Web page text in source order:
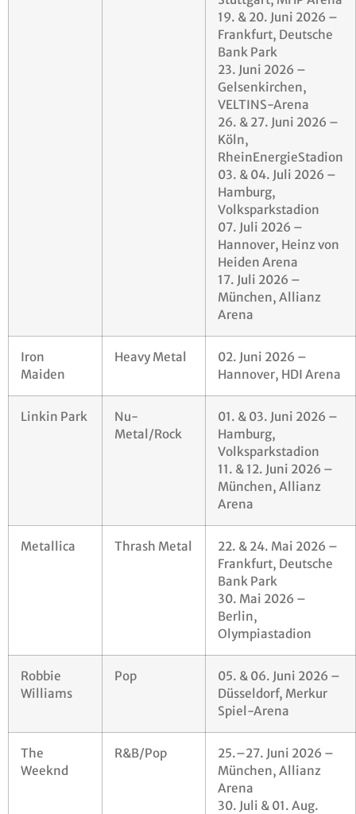
19. & 20. Juni 2026 –
Frankfurt, Deutsche
Bank Park
23. Juni 2026 –
Gelsenkirchen,
VELTINS-Arena
26. & 27. Juni 2026 –
Köln,
RheinEnergieStadion
03. & 04. Juli 2026 –
Hamburg,
Volksparkstadion
07. Juli 2026 –
Hannover, Heinz von
Heiden Arena
17. Juli 2026 –
München, Allianz
Arena
Iron
Maiden
Heavy Metal
02. Juni 2026 –
Hannover, HDI Arena
Linkin Park
Nu-
Metal/Rock
01. & 03. Juni 2026 –
Hamburg,
Volksparkstadion
11. & 12. Juni 2026 –
München, Allianz
Arena
Metallica Thrash Metal
22. & 24. Mai 2026 –
Frankfurt, Deutsche
Bank Park
30. Mai 2026 –
Berlin,
Olympiastadion
Robbie
Williams
Pop
05. & 06. Juni 2026 –
Düsseldorf, Merkur
Spiel-Arena
The
Weeknd
R&B/Pop
25.–27. Juni 2026 –
München, Allianz
Arena
30. Juli & 01. Aug.